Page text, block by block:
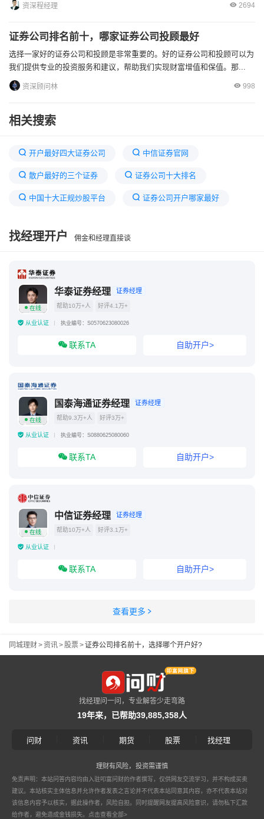
资深程经理 2694
证券公司排名前十，哪家证券公司投顾最好
选择一家好的证券公司和投顾是非常重要的。好的证券公司和投顾可以为
我们提供专业的投资服务和建议，帮助我们实现财富增值和保值。那...
资深顾问林 998
相关搜索
开户最好四大证券公司 中信证券官网
散户最好的三个证券 证券公司十大排名
中国十大正规炒股平台 证券公司开户哪家最好
哪家证券公司交易手续费最低
哪个证券开户佣金最低信誉好
找经理开户 佣金和经理直接谈
在线
华泰证券经理 证券经理
帮助10万+人 好评4.1万+
从业认证 执业编号：S0570623080026
联系TA 自助开户>
在线
国泰海通证券经理 证券经理
帮助9.3万+人 好评3万+
从业认证 执业编号：S0880625080060
联系TA 自助开户>
在线
中信证券经理 证券经理
帮助10万+人 好评3.1万+
从业认证
联系TA 自助开户>
查看更多
同城理财>资讯> 股票>证券公司排名前十，选择哪个开户好?
找经理问一问，专业解答少走弯路
19年来，已帮助39,885,358人
问财 资讯 期货 股票 找经理
理财有风险，投资需谨慎
免责声明：本站问答内容均由入驻叩富问财的作者撰写，仅供网友交流学习，并不构成买卖
建议。本站核实主体信息并允许作者发表之言论并不代表本站同意其内容，亦不代表本站对
该信息内容予以核实，据此操作者，风险自担。同时提醒网友提高风险意识，请勿私下汇款
给作者，避免造成金钱损失。 点击查看全部>